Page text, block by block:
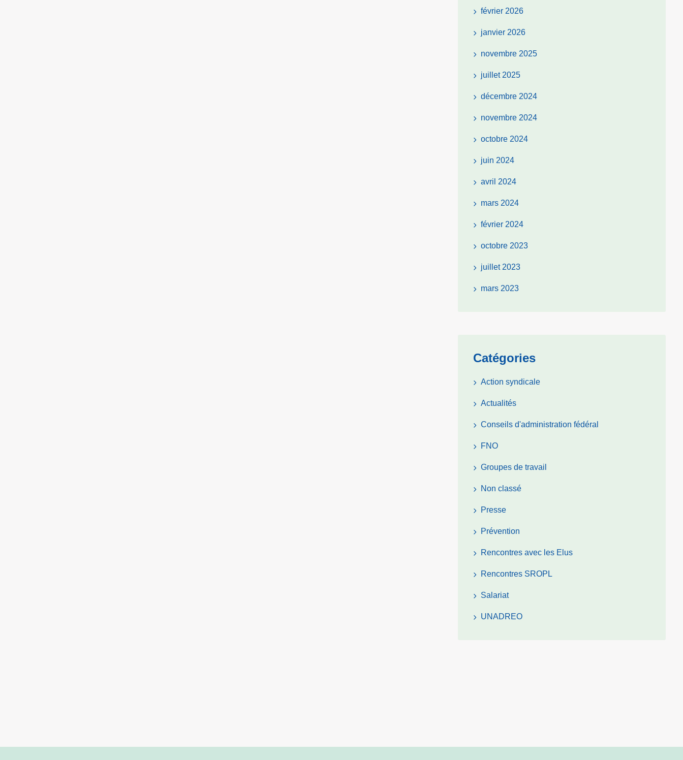
février 2026
janvier 2026
novembre 2025
juillet 2025
décembre 2024
novembre 2024
octobre 2024
juin 2024
avril 2024
mars 2024
février 2024
octobre 2023
juillet 2023
mars 2023
Catégories
Action syndicale
Actualités
Conseils d'administration fédéral
FNO
Groupes de travail
Non classé
Presse
Prévention
Rencontres avec les Elus
Rencontres SROPL
Salariat
UNADREO